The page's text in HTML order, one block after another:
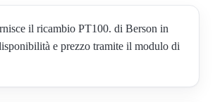
il ricambio PT100. di Berson in
e prezzo tramite il modulo di